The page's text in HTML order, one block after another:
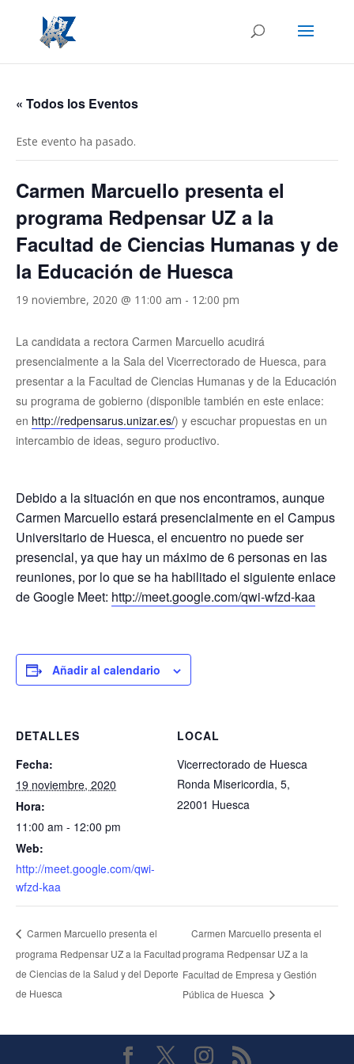
« Todos los Eventos
Este evento ha pasado.
Carmen Marcuello presenta el
programa Redpensar UZ a la
Facultad de Ciencias Humanas y de
la Educación de Huesca
19 noviembre, 2020 @ 11:00 am - 12:00 pm
La candidata a rectora Carmen Marcuello acudirá
presencialmente a la Sala del Vicerrectorado de Huesca, para
presentar a la Facultad de Ciencias Humanas y de la Educación
su programa de gobierno (disponible también en este enlace:
en http://redpensarus.unizar.es/) y escuchar propuestas en un
intercambio de ideas, seguro productivo.
Debido a la situación en que nos encontramos, aunque
Carmen Marcuello estará presencialmente en el Campus
Universitario de Huesca, el encuentro no puede ser
presencial, ya que hay un máximo de 6 personas en las
reuniones, por lo que se ha habilitado el siguiente enlace
de Google Meet: http://meet.google.com/qwi-wfzd-kaa
Añadir al calendario
DETALLES
Fecha:
19 noviembre, 2020
Hora:
11:00 am - 12:00 pm
Web:
http://meet.google.com/qwi-
wfzd-kaa
LOCAL
Vicerrectorado de Huesca
Ronda Misericordia, 5,
22001 Huesca
Carmen Marcuello presenta el
programa Redpensar UZ a la Facultad
de Ciencias de la Salud y del Deporte
de Huesca
Carmen Marcuello presenta el
programa Redpensar UZ a la
Facultad de Empresa y Gestión
Pública de Huesca